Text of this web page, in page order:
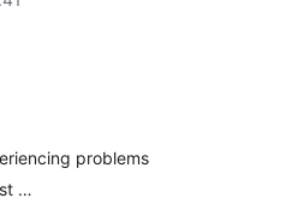
problems
…